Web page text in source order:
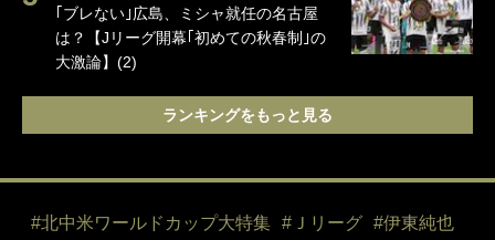
｢ブレない｣広島、ミシャ就任の名古屋
は？【Jリーグ開幕｢初めての秋春制｣の
大激論】(2)
ランキングをもっと見る
#北中米ワールドカップ大特集 #Ｊリーグ
#伊東純也